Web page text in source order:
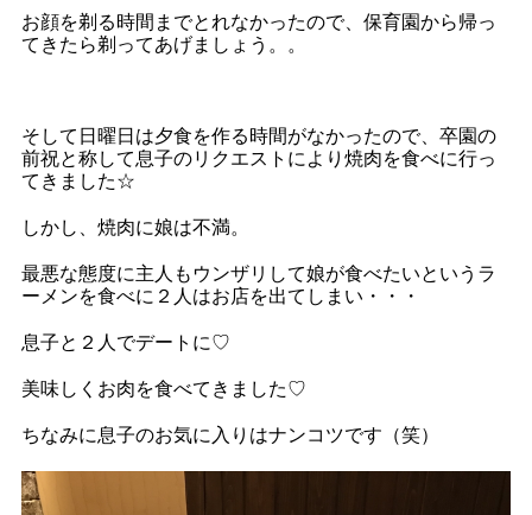
お顔を剃る時間までとれなかったので、保育園から帰っ
てきたら剃ってあげましょう。。
そして日曜日は夕食を作る時間がなかったので、卒園の
前祝と称して息子のリクエストにより焼肉を食べに行っ
てきました☆
しかし、焼肉に娘は不満。
最悪な態度に主人もウンザリして娘が食べたいというラ
ーメンを食べに２人はお店を出てしまい・・・
息子と２人でデートに♡
美味しくお肉を食べてきました♡
ちなみに息子のお気に入りはナンコツです（笑）